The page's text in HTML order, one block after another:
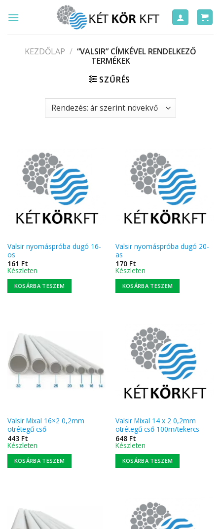
KEZDŐLAP / “VALSIR” CÍMKÉVEL RENDELKEZŐ
TERMÉKEK
SZŰRÉS
Valsir nyomáspróba dugó 16-
os
161 Ft
Készleten
KOSÁRBA TESZEM
Valsir nyomáspróba dugó 20-
as
170 Ft
Készleten
KOSÁRBA TESZEM
Valsir Mixal 16×2 0,2mm
ötrétegű cső
443 Ft
Készleten
KOSÁRBA TESZEM
Valsir Mixal 14 x 2 0,2mm
ötrétegű cső 100m/tekercs
648 Ft
Készleten
KOSÁRBA TESZEM